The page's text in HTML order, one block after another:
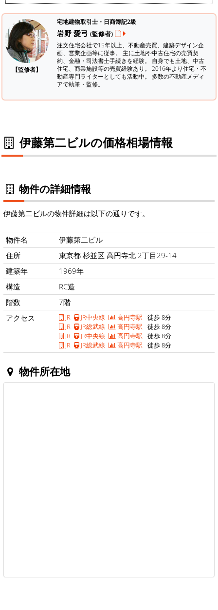
【監修者】
宅地建物取引士・日商簿記2級
岩野 愛弓 (監修者)
注文住宅会社で15年以上、不動産売買、建築デザイン企
画、営業企画等に従事。 主に土地や中古住宅の売買契
約、金融・司法書士手続きを経験。 自身でも土地、中古
住宅、商業施設等の売買経験あり。 2016年より住宅・不
動産専門ライターとしても活動中。 多数の不動産メディ
アで執筆・監修。
伊藤第二ビルの価格相場情報
物件の詳細情報
伊藤第二ビルの物件詳細は以下の通りです。
物件名
伊藤第二ビル
住所
東京都 杉並区 高円寺北 2丁目29-14
建築年
1969年
構造
RC造
階数
7階
アクセス
JR JR中央線 高円寺駅 徒歩 8分
JR
JR総武線 高円寺駅 徒歩 8分
JR
JR中央線 高円寺駅 徒歩 8分
JR
JR総武線 高円寺駅 徒歩 8分
物件所在地